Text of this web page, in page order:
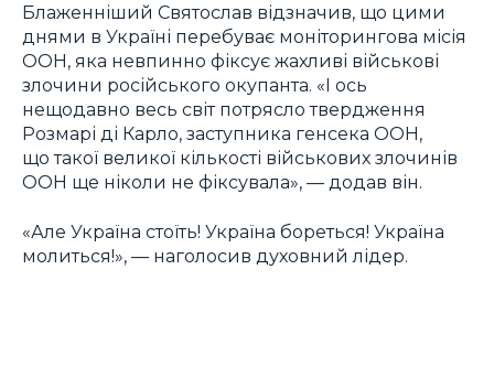
Блаженніший Святослав відзначив, що цими
днями в Україні перебуває моніторингова місія
ООН, яка невпинно фіксує жахливі військові
злочини російського окупанта. «І ось
нещодавно весь світ потрясло твердження
Розмарі ді Карло, заступника генсека ООН,
що такої великої кількості військових злочинів
ООН ще ніколи не фіксувала», — додав він.
«Але Україна стоїть! Україна бореться! Україна
молиться!», — наголосив духовний лідер.